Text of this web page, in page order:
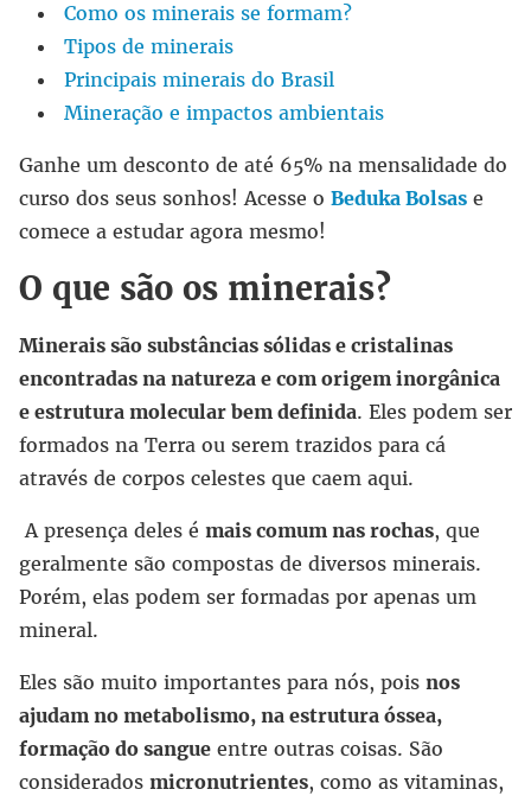
Como os minerais se formam?
Tipos de minerais
Principais minerais do Brasil
Mineração e impactos ambientais
Ganhe um desconto de até 65% na mensalidade do
curso dos seus sonhos! Acesse o Beduka Bolsas e
comece a estudar agora mesmo!
O que são os minerais?
Minerais são substâncias sólidas e cristalinas
encontradas na natureza e com origem inorgânica
e estrutura molecular bem definida. Eles podem ser
formados na Terra ou serem trazidos para cá
através de corpos celestes que caem aqui.
A presença deles é mais comum nas rochas, que
geralmente são compostas de diversos minerais.
Porém, elas podem ser formadas por apenas um
mineral.
Eles são muito importantes para nós, pois nos
ajudam no metabolismo, na estrutura óssea,
formação do sangue entre outras coisas. São
considerados micronutrientes, como as vitaminas,